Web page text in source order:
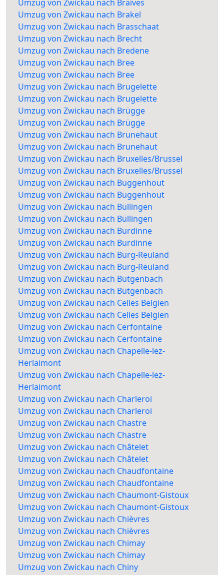
Umzug von Zwickau nach Braives
Umzug von Zwickau nach Brakel
Umzug von Zwickau nach Brasschaat
Umzug von Zwickau nach Brecht
Umzug von Zwickau nach Bredene
Umzug von Zwickau nach Bree
Umzug von Zwickau nach Bree
Umzug von Zwickau nach Brugelette
Umzug von Zwickau nach Brugelette
Umzug von Zwickau nach Brügge
Umzug von Zwickau nach Brügge
Umzug von Zwickau nach Brunehaut
Umzug von Zwickau nach Brunehaut
Umzug von Zwickau nach Bruxelles/Brussel
Umzug von Zwickau nach Bruxelles/Brussel
Umzug von Zwickau nach Buggenhout
Umzug von Zwickau nach Buggenhout
Umzug von Zwickau nach Büllingen
Umzug von Zwickau nach Büllingen
Umzug von Zwickau nach Burdinne
Umzug von Zwickau nach Burdinne
Umzug von Zwickau nach Burg-Reuland
Umzug von Zwickau nach Burg-Reuland
Umzug von Zwickau nach Bütgenbach
Umzug von Zwickau nach Bütgenbach
Umzug von Zwickau nach Celles Belgien
Umzug von Zwickau nach Celles Belgien
Umzug von Zwickau nach Cerfontaine
Umzug von Zwickau nach Cerfontaine
Umzug von Zwickau nach Chapelle-lez-
Herlaimont
Umzug von Zwickau nach Chapelle-lez-
Herlaimont
Umzug von Zwickau nach Charleroi
Umzug von Zwickau nach Charleroi
Umzug von Zwickau nach Chastre
Umzug von Zwickau nach Chastre
Umzug von Zwickau nach Châtelet
Umzug von Zwickau nach Châtelet
Umzug von Zwickau nach Chaudfontaine
Umzug von Zwickau nach Chaudfontaine
Umzug von Zwickau nach Chaumont-Gistoux
Umzug von Zwickau nach Chaumont-Gistoux
Umzug von Zwickau nach Chièvres
Umzug von Zwickau nach Chièvres
Umzug von Zwickau nach Chimay
Umzug von Zwickau nach Chimay
Umzug von Zwickau nach Chiny